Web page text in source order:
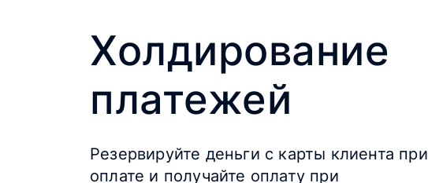
Холдирование
платежей
Резервируйте деньги с карты клиента при
оплате и получайте оплату при